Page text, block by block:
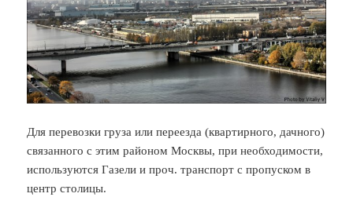
Для перевозки груза или переезда (квартирного, дачного)
связанного с этим районом Москвы, при необходимости,
используются Газели и проч. транспорт с пропуском в
центр столицы.